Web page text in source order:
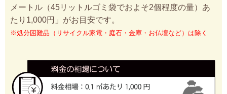
メートル（45リットルゴミ袋でおよそ2個程度の量）あ
たり1,000円」がお目安です。
※処分困難品（リサイクル家電・庭石・金庫・お仏壇など）は除く